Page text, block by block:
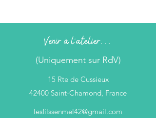
Venir à l'atelier...
(Uniquement sur RdV)
15 Rte de Cussieux
42400 Saint-Chamond, France
lesfilssenmel42@gmail.com